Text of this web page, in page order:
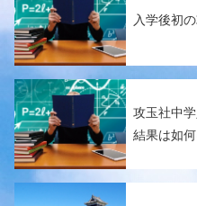
入学後初
攻玉社中
結果は如何